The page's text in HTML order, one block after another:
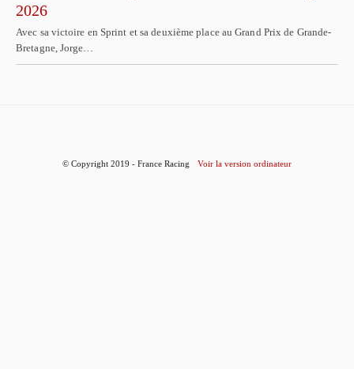
2026
Avec sa victoire en Sprint et sa deuxième place au Grand Prix de Grande-
Bretagne, Jorge…
© Copyright 2019 - France Racing Voir la version ordinateur